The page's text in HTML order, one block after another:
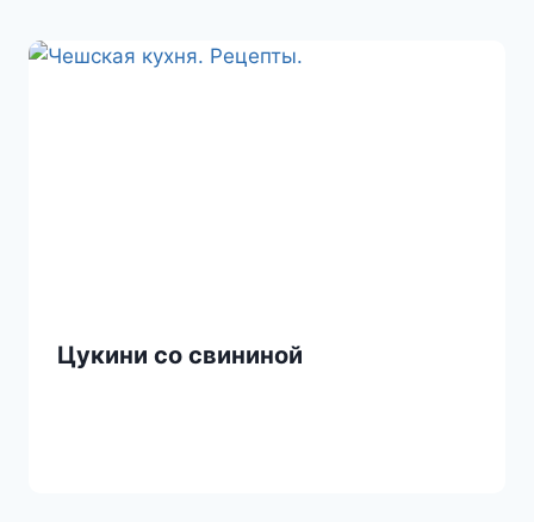
Цукини со свининой